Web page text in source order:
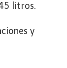
litros.
y